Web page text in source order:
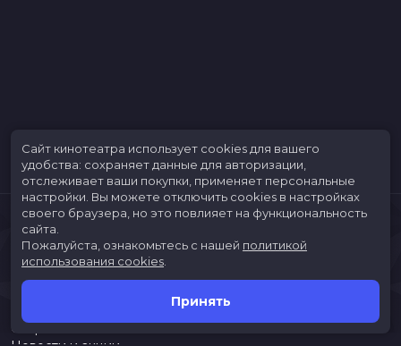
Скоро в кино
Сайт кинотеатра использует cookies для вашего
удобства: сохраняет данные для авторизации,
отслеживает ваши покупки, применяет персональные
настройки. Вы можете отключить cookies в настройках
своего браузера, но это повлияет на функциональность
сайта.
Пожалуйста, ознакомьтесь с нашей политикой
использования cookies
Принять